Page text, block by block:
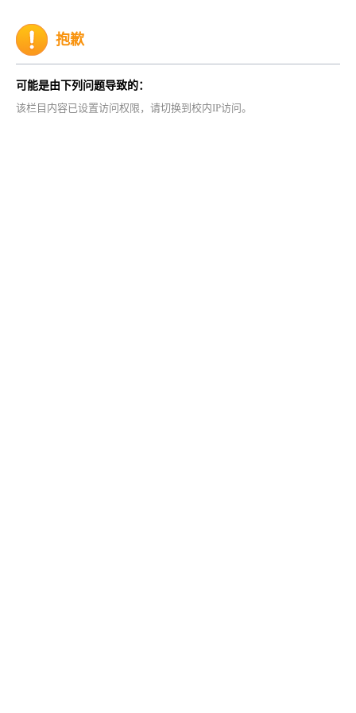
抱歉
可能是由下列问题导致的：
该栏目内容已设置访问权限，请切换到校内IP访问。